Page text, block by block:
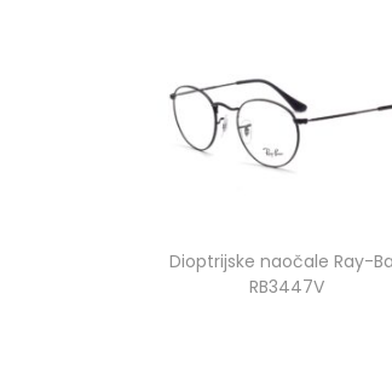
Dioptrijske naočale Ray-
RB3447V